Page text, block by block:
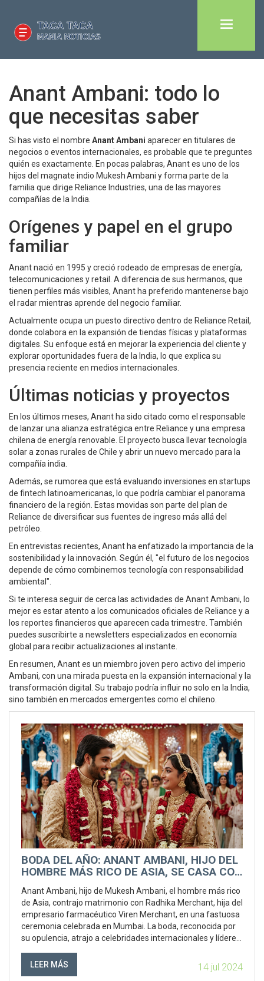
Anant Ambani: todo lo
que necesitas saber
Si has visto el nombre Anant Ambani aparecer en titulares de
negocios o eventos internacionales, es probable que te preguntes
quién es exactamente. En pocas palabras, Anant es uno de los
hijos del magnate indio Mukesh Ambani y forma parte de la
familia que dirige Reliance Industries, una de las mayores
compañías de la India.
Orígenes y papel en el grupo
familiar
Anant nació en 1995 y creció rodeado de empresas de energía,
telecomunicaciones y retail. A diferencia de sus hermanos, que
tienen perfiles más visibles, Anant ha preferido mantenerse bajo
el radar mientras aprende del negocio familiar.
Actualmente ocupa un puesto directivo dentro de Reliance Retail,
donde colabora en la expansión de tiendas físicas y plataformas
digitales. Su enfoque está en mejorar la experiencia del cliente y
explorar oportunidades fuera de la India, lo que explica su
presencia reciente en medios internacionales.
Últimas noticias y proyectos
En los últimos meses, Anant ha sido citado como el responsable
de lanzar una alianza estratégica entre Reliance y una empresa
chilena de energía renovable. El proyecto busca llevar tecnología
solar a zonas rurales de Chile y abrir un nuevo mercado para la
compañía india.
Además, se rumorea que está evaluando inversiones en startups
de fintech latinoamericanas, lo que podría cambiar el panorama
financiero de la región. Estas movidas son parte del plan de
Reliance de diversificar sus fuentes de ingreso más allá del
petróleo.
En entrevistas recientes, Anant ha enfatizado la importancia de la
sostenibilidad y la innovación. Según él, "el futuro de los negocios
depende de cómo combinemos tecnología con responsabilidad
ambiental".
Si te interesa seguir de cerca las actividades de Anant Ambani, lo
mejor es estar atento a los comunicados oficiales de Reliance y a
los reportes financieros que aparecen cada trimestre. También
puedes suscribirte a newsletters especializados en economía
global para recibir actualizaciones al instante.
En resumen, Anant es un miembro joven pero activo del imperio
Ambani, con una mirada puesta en la expansión internacional y la
transformación digital. Su trabajo podría influir no solo en la India,
sino también en mercados emergentes como el chileno.
BODA DEL AÑO: ANANT AMBANI, HIJO DEL
HOMBRE MÁS RICO DE ASIA, SE CASA CON
EXTRAVAGANTE
Anant Ambani, hijo de Mukesh Ambani, el hombre más rico
de Asia, contrajo matrimonio con Radhika Merchant, hija del
empresario farmacéutico Viren Merchant, en una fastuosa
ceremonia celebrada en Mumbai. La boda, reconocida por
su opulencia, atrajo a celebridades internacionales y líderes
y elaboradas de la historia.
LEER MÁS 14 jul 2024